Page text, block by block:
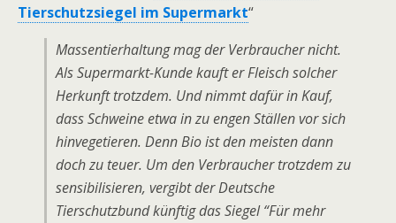
Tierschutzsiegel im Supermarkt“
Massentierhaltung mag der Verbraucher nicht.
Als Supermarkt-Kunde kauft er Fleisch solcher
Herkunft trotzdem. Und nimmt dafür in Kauf,
dass Schweine etwa in zu engen Ställen vor sich
hinvegetieren. Denn Bio ist den meisten dann
doch zu teuer. Um den Verbraucher trotzdem zu
sensibilisieren, vergibt der Deutsche
Tierschutzbund künftig das Siegel “Für mehr